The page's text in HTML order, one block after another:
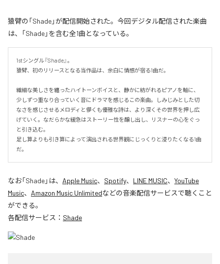
猿臂の「Shade」が配信開始された。今回デジタル配信された楽曲
は、「Shade」を含む全1曲となっている。
1stシングル『Shade』。
猿臂、初のリリースとなる当作品は、余白に情感が宿る1曲だ。
繊細な美しさを纏ったハイトーンボイスと、静かに紡がれるピアノを軸に、
少しずつ重なり合っていく音にドラマを感じるこの楽曲。しみじみとした切
なさを感じさせるメロディと儚くも優雅な詩は、より深くその世界を押し広
げていく。なだらかな緩急はストーリー性を醸し出し、リスナーの心をぐっ
と引き込む。
足し算よりも引き算によって演出される世界観にじっくりと浸りたくなる1曲
だ。
なお「Shade」は、 Apple Music、 Spotify、 LINE MUSIC、 YouTube
Music、 Amazon Music Unlimitedなどの音楽配信サービスで聴くこと
ができる。
各配信サービス： Shade